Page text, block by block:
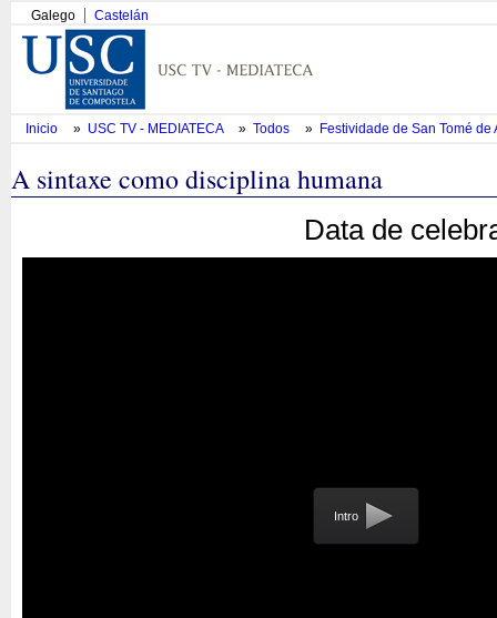
Galego Castelán
Inicio » USC TV - MEDIATECA » Todos » Festividade de San Tomé
A sintaxe como disciplina humana
Data de
Intro